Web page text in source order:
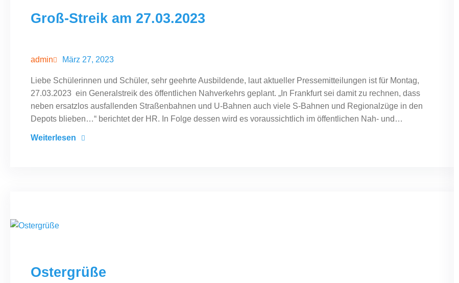
Groß-Streik am 27.03.2023
admin März 27, 2023
Liebe Schülerinnen und Schüler, sehr geehrte Ausbildende, laut aktueller Pressemitteilungen ist für Montag,
27.03.2023 ein Generalstreik des öffentlichen Nahverkehrs geplant. „In Frankfurt sei damit zu rechnen, dass
neben ersatzlos ausfallenden Straßenbahnen und U-Bahnen auch viele S-Bahnen und Regionalzüge in den
Depots blieben…“ berichtet der HR. In Folge dessen wird es voraussichtlich im öffentlichen Nah- und…
Weiterlesen
Ostergrüße